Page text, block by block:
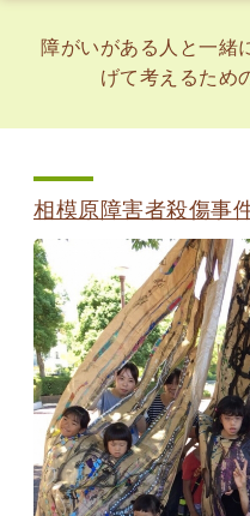
障がいがある人と一緒
げて考えるため
相模原障害者殺傷事